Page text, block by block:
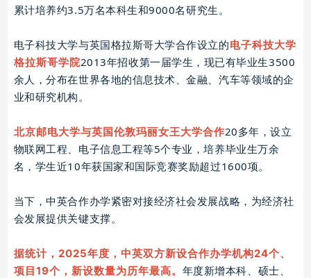
累计培养约3.5万名本科生和9000名研究生。
电子科技大学与英国格拉斯哥大学合作设立的电子科技大学
格拉斯哥学院2013年招收第一届学生，现已有毕业生3500
余人，分布在世界各地的信息技术、金融、汽车等领域的企
业和研究机构。
北京邮电大学与英国伦敦玛丽女王大学合作20多年，设立
物联网工程、电子信息工程等5个专业，培养毕业生万余
名，学生近10年获国家和国际竞赛奖励超过1600项。
当下，中英合作办学紧密对接经济社会发展战略，为经济社
会发展提供关键支撑。
据统计，2025年度，中英双方新设合作办学机构24个、
项目19个，新设数量为历年最高。 年度新增本科、硕士、